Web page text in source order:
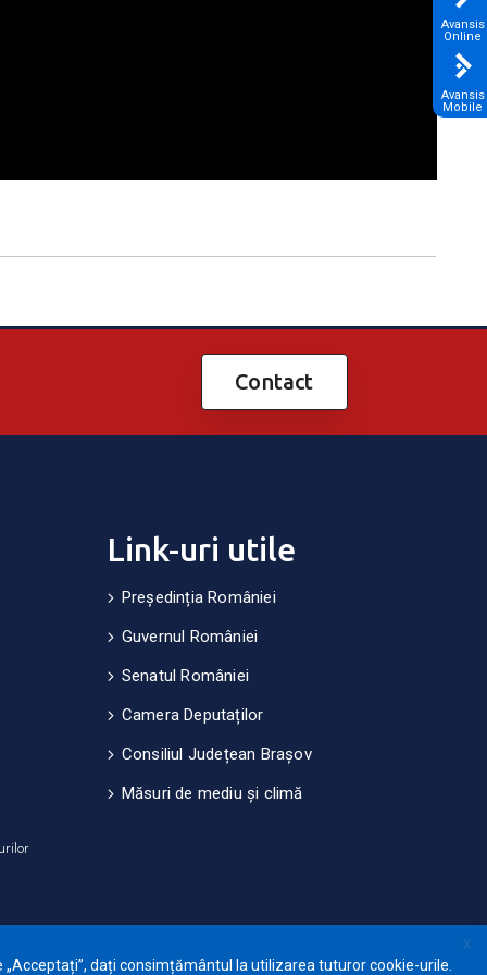
Contact
Link-uri utile
Președinția României
Guvernul României
Senatul României
Camera Deputaților
Consiliul Județean Brașov
Măsuri de mediu și climă
X
dați consimțământul la utilizarea tuturor cookie-urile.
Avansis
Online
Avansis
Mobile